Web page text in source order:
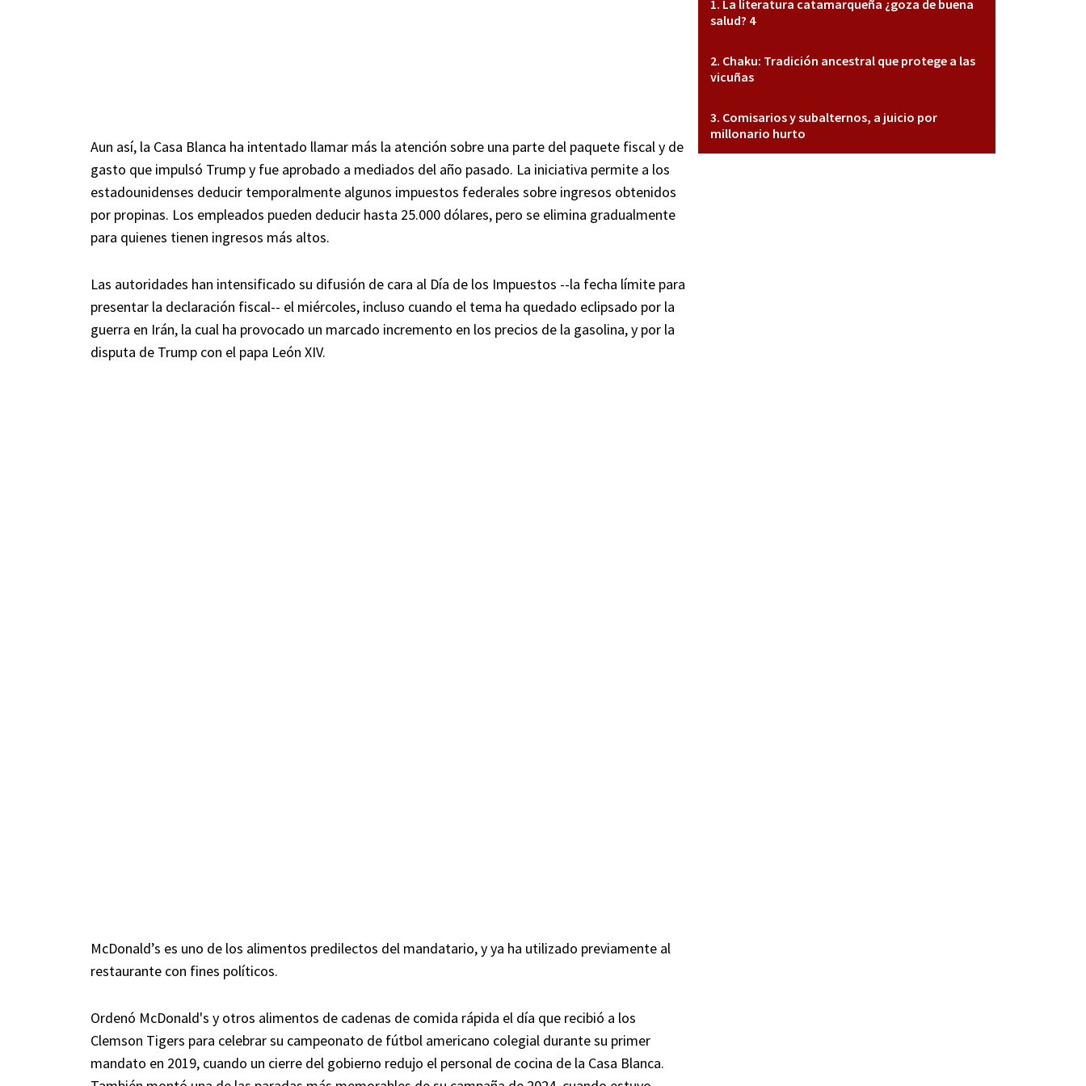
Aun así, la Casa Blanca ha intentado llamar más la atención sobre una parte del paquete fiscal y de
gasto que impulsó Trump y fue aprobado a mediados del año pasado. La iniciativa permite a los
estadounidenses deducir temporalmente algunos impuestos federales sobre ingresos obtenidos
por propinas. Los empleados pueden deducir hasta 25.000 dólares, pero se elimina gradualmente
para quienes tienen ingresos más altos.
Las autoridades han intensificado su difusión de cara al Día de los Impuestos --la fecha límite para
presentar la declaración fiscal-- el miércoles, incluso cuando el tema ha quedado eclipsado por la
guerra en Irán, la cual ha provocado un marcado incremento en los precios de la gasolina, y por la
disputa de Trump con el papa León XIV.
McDonald’s es uno de los alimentos predilectos del mandatario, y ya ha utilizado previamente al
restaurante con fines políticos.
Ordenó McDonald's y otros alimentos de cadenas de comida rápida el día que recibió a los
Clemson Tigers para celebrar su campeonato de fútbol americano colegial durante su primer
mandato en 2019, cuando un cierre del gobierno redujo el personal de cocina de la Casa Blanca.
La literatura catamarqueña ¿goza de buena
salud? 4
Chaku: Tradición ancestral que protege a las
vicuñas
Comisarios y subalternos, a juicio por
millonario hurto